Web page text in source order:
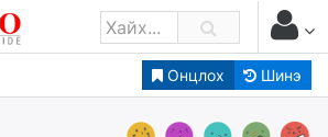
Онцлох Шинэ